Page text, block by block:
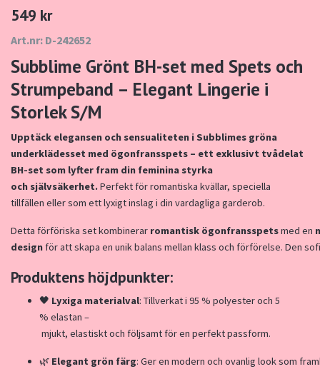
549 kr
Art.nr: D-242652
Subblime Grönt BH-set med Spets och
Strumpeband – Elegant Lingerie i
Storlek S/M
Upptäck elegansen och sensualiteten iSubblimes gröna
underklädesset med ögonfransspets – ett exklusivt tvådelat
BH-set som lyfter fram din feminina styrka
och självsäkerhet.Perfektförromantiska kvällar, speciella
tillfällen ellersom ettlyxigtinslag i din vardagliga garderob.
Detta förföriska setkombinerar romantisk ögonfransspetsmed en
designförattskapa en unikbalans mellan klass och förförelse. Den
Produktens höjdpunkter:
🖤 Lyxiga materialval: Tillverkati 95 % polyesteroch 5
% elastan –
mjukt, elastisktoch följsamtfören perfektpassform.
🌿 Elegant grön färg: Geren modern och ovanlig looksom